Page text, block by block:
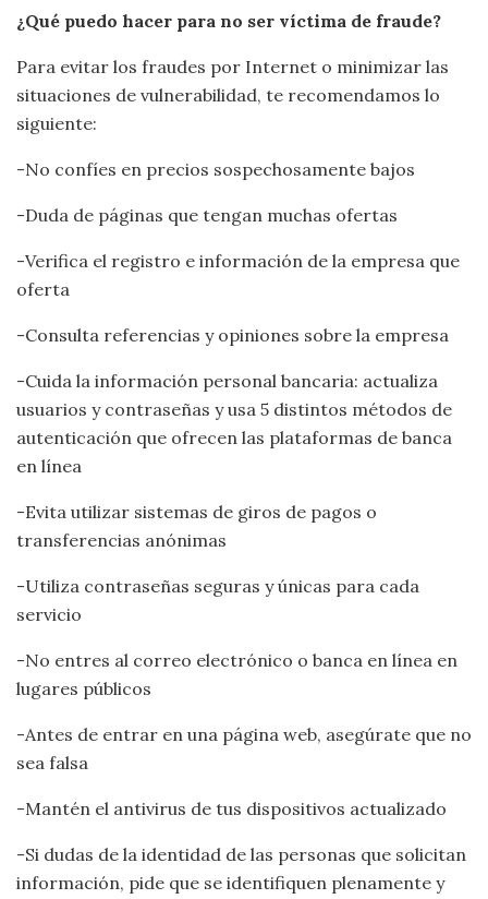
¿Qué puedo hacer para no ser víctima de fraude?
Para evitar los fraudes por Internet o minimizar las
situaciones de vulnerabilidad, te recomendamos lo
siguiente:
-No confíes en precios sospechosamente bajos
-Duda de páginas que tengan muchas ofertas
-Verifica el registro e información de la empresa que
oferta
-Consulta referencias y opiniones sobre la empresa
-Cuida la información personal bancaria: actualiza
usuarios y contraseñas y usa 5 distintos métodos de
autenticación que ofrecen las plataformas de banca
en línea
-Evita utilizar sistemas de giros de pagos o
transferencias anónimas
-Utiliza contraseñas seguras y únicas para cada
servicio
-No entres al correo electrónico o banca en línea en
lugares públicos
-Antes de entrar en una página web, asegúrate que no
sea falsa
-Mantén el antivirus de tus dispositivos actualizado
-Si dudas de la identidad de las personas que solicitan
información, pide que se identifiquen plenamente y